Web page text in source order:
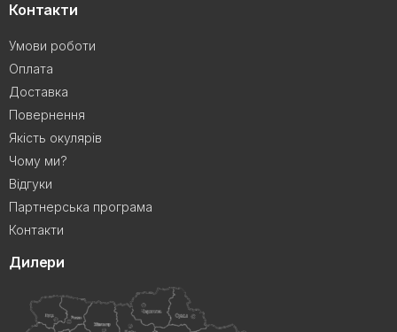
Контакти
Умови роботи
Оплата
Доставка
Повернення
Якість окулярів
Чому ми?
Відгуки
Партнерська програма
Контакти
Дилери